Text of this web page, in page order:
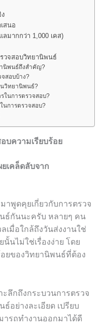
สนอ
มากกว่า 1,000 เคส)
วจสอบวิทยานิพนธ์
นิพนธ์ถึงสำคัญ?
สอบบ้าง?
นวิทยานิพนธ์?
ในการตรวจสอบ?
นการตรวจสอบ?
ความเรียบร้อย
เคล็ดลับจาก
พูดคุยเกี่ยวกับการตรวจ
ธ์กันนะครับ หลายๆ คน
เมื่อใกล้ถึงวันส่งงานใช่
นไม่ใช่เรื่องง่าย โดย
อยของวิทยานิพนธ์ที่ต้อง
ลึกถึงกระบวนการตรวจ
อย่างละเอียด เปรียบ
รถทำงานออกมาได้ดี